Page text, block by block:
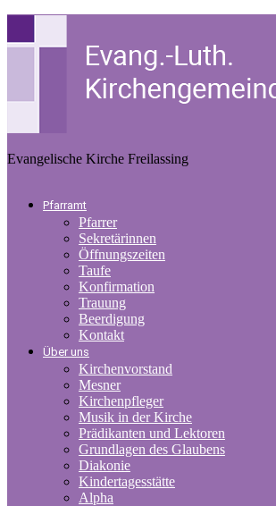
Evangelische Kirche Freilassing
Pfarramt
Pfarrer
Sekretärinnen
Öffnungszeiten
Taufe
Konfirmation
Trauung
Beerdigung
Kontakt
Über uns
Kirchenvorstand
Mesner
Kirchenpfleger
Musik in der Kirche
Prädikanten und Lektoren
Grundlagen des Glaubens
Diakonie
Kindertagesstätte
Alpha